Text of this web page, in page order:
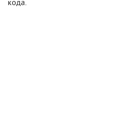
кода.